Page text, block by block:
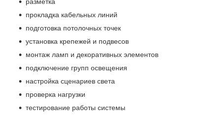
прокладка кабельных линий
подготовка потолочных точек
установка крепежей и подвесов
монтаж ламп и декоративных элементов
подключение групп освещения
настройка сценариев света
проверка нагрузки
тестирование работы системы